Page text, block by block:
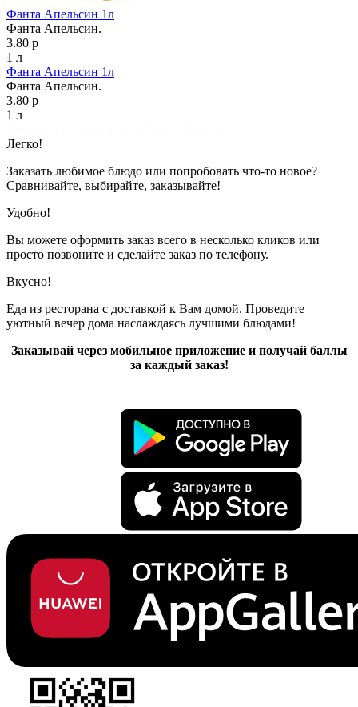
Фанта Апельсин 1л
Фанта Апельсин.
3.80 р
1 л
Фанта Апельсин 1л
Фанта Апельсин.
3.80 р
1 л
Легко!
Заказать любимое блюдо или попробовать что-то новое?
Сравнивайте, выбирайте, заказывайте!
Удобно!
Вы можете оформить заказ всего в несколько кликов или
просто позвоните и сделайте заказ по телефону.
Вкусно!
Еда из ресторана с доставкой к Вам домой. Проведите
уютный вечер дома наслаждаясь лучшими блюдами!
Заказывай через мобильное приложение и получай баллы
за каждый заказ!